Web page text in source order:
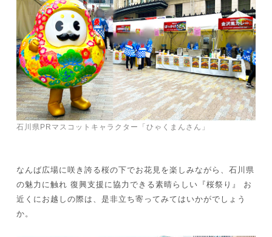
石川県PRマスコットキャラクター「ひゃくまんさん」
なんば広場に咲き誇る桜の下でお花見を楽しみながら、石川県
の魅力に触れ 復興支援に協力できる素晴らしい『桜祭り』 お
近くにお越しの際は、是非立ち寄ってみてはいかがでしょう
か。